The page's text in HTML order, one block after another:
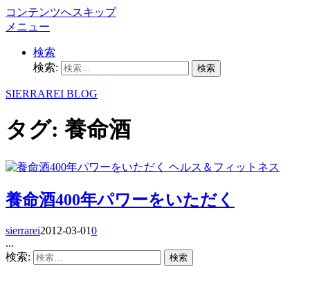
コンテンツへスキップ
メニュー
検索
検索:
SIERRAREI BLOG
タグ: 養命酒
ヘルス＆フィットネス
養命酒400年パワーをいただく
sierrarei2012-03-010
...
検索: